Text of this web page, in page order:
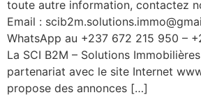
toute autre information, contactez
Email :
WhatsApp au +237 672 215 950 –
La SCI B2M – Solutions
partenariat avec le site Internet
propose des annonces […]